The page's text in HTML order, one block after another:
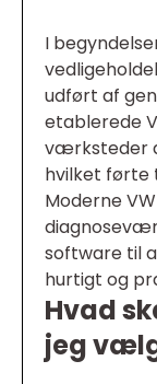
I
udført af
etablerede
værksteder
hvilket førte
Moderne
software til
hurtigt og
Hvad
jeg